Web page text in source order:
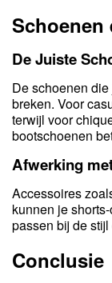
Schoenen
De Juiste
De schoenen
breken. Voor
terwijl voor
bootschoenen
Afwerking
Accessoires
kunnen je
passen bij de
Conclusie